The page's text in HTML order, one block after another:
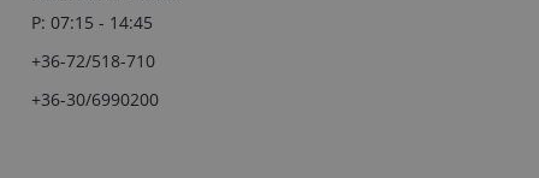
P: 07:15 - 14:45
+36-72/518-710
+36-30/6990200